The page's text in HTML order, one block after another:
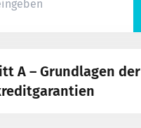
A – Grundlagen der